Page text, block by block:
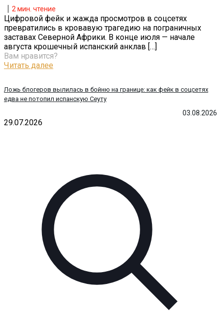
03.08.2026
Ложь блогеров вылилась в бойню на границе: как фейк в соцсетях
едва не потопил испанскую Сеуту
2 мин. чтение
Цифровой фейк и жажда просмотров в соцсетях
превратились в кровавую трагедию на пограничных
заставах Северной Африки. В конце июля — начале
августа крошечный испанский анклав […]
Вам нравится?
Читать далее
29.07.2026